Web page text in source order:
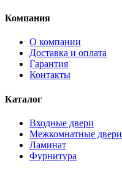
Компания
О компании
Доставка и оплата
Гарантия
Контакты
Каталог
Входные двери
Межкомнатные двери
Ламинат
Фурнитура